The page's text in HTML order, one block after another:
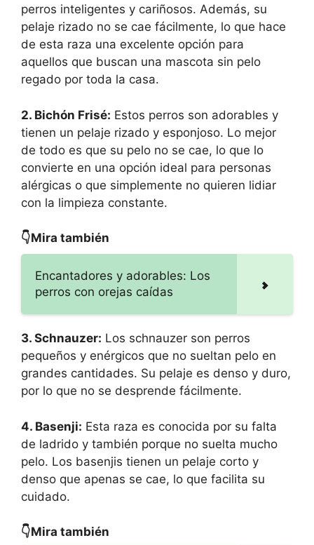
perros inteligentes y cariñosos. Además, su
pelaje rizado no se cae fácilmente, lo que hace
de esta raza una excelente opción para
aquellos que buscan una mascota sin pelo
regado por toda la casa.
2. Bichón Frisé: Estos perros son adorables y
tienen un pelaje rizado y esponjoso. Lo mejor
de todo es que su pelo no se cae, lo que lo
convierte en una opción ideal para personas
alérgicas o que simplemente no quieren lidiar
con la limpieza constante.
👇Mira también
Encantadores y adorables: Los
perros con orejas caídas
3. Schnauzer: Los schnauzer son perros
pequeños y enérgicos que no sueltan pelo en
grandes cantidades. Su pelaje es denso y duro,
por lo que no se desprende fácilmente.
4. Basenji: Esta raza es conocida por su falta
de ladrido y también porque no suelta mucho
pelo. Los basenjis tienen un pelaje corto y
denso que apenas se cae, lo que facilita su
cuidado.
👇Mira también